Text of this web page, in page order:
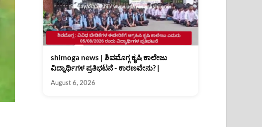
shimoga news | ಶಿವಮೊಗ್ಗ ಕೃಷಿ ಕಾಲೇಜು
ವಿದ್ಯಾರ್ಥಿಗಳ ಪ್ರತಿಭಟನೆ - ಕಾರಣವೇನು? |
August 6, 2026